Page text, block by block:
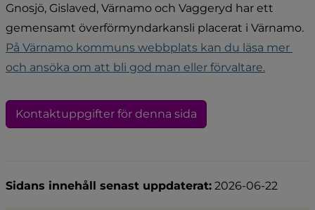
Gnosjö, Gislaved, Värnamo och Vaggeryd har ett
På Värnamo kommuns webbplats kan du läsa mer
och ansöka om att bli god man eller förvaltare.
Kontaktuppgifter för denna sida
Sidans innehåll senast uppdaterat: 2026-06-22